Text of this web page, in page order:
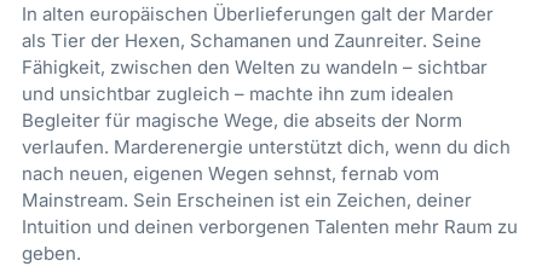
In alten europäischen Überlieferungen galt der Marder
als Tier der Hexen, Schamanen und Zaunreiter. Seine
Fähigkeit, zwischen den Welten zu wandeln – sichtbar
und unsichtbar zugleich – machte ihn zum idealen
Begleiter für magische Wege, die abseits der Norm
verlaufen. Marderenergie unterstützt dich, wenn du dich
nach neuen, eigenen Wegen sehnst, fernab vom
Mainstream. Sein Erscheinen ist ein Zeichen, deiner
Intuition und deinen verborgenen Talenten mehr Raum zu
geben.